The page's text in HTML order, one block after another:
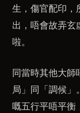
生，傷官配印，
出，唔會故弄玄
啦。
同當時其他大師
局」同「調候」
嘅五行平唔平衡